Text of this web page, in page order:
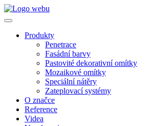
Produkty
Penetrace
Fasádní barvy
Pastovité dekorativní omítky
Mozaikové omítky
Speciální nátěry
Zateplovací systémy
O značce
Reference
Videa